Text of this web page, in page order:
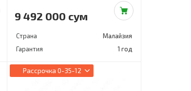
9 492 000 сум
Страна
Малайзия
Гарантия
1 год
Рассрочка 0-35-12